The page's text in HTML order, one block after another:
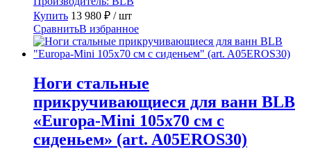
Купить 13 980 ₽ / шт
СравнитьВ избранное
Ноги стальные
прикручивающиеся для ванн BLB
«Europa-Mini 105х70 см с
сиденьем» (art. A05EROS30)